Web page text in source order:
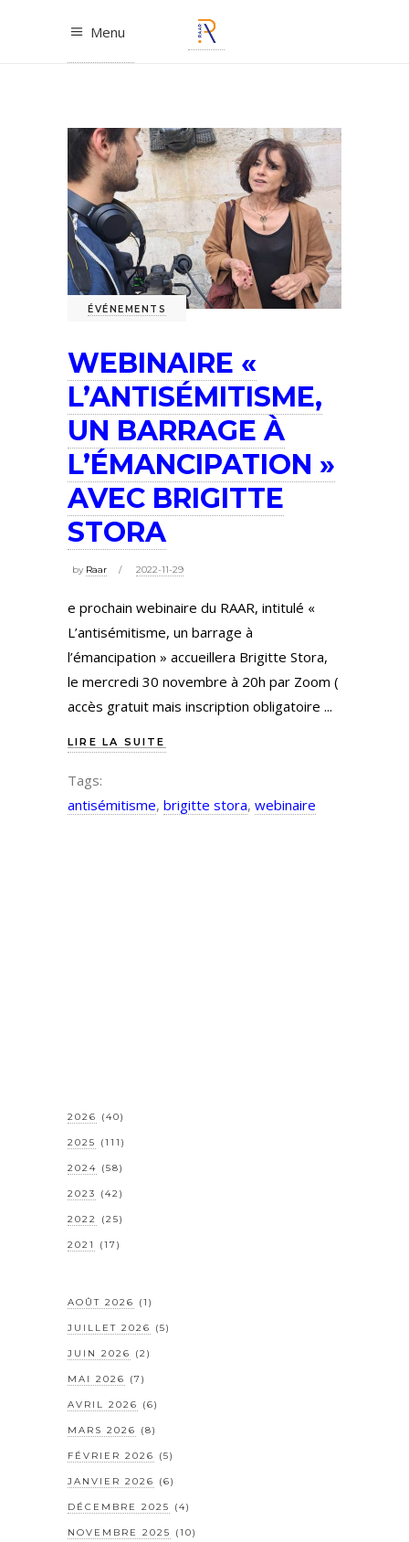
Menu
ÉVÉNEMENTS
WEBINAIRE «
L’ANTISÉMITISME,
UN BARRAGE À
L’ÉMANCIPATION »
AVEC BRIGITTE
STORA
by Raar 2022-11-29
e prochain webinaire du RAAR, intitulé «
L’antisémitisme, un barrage à
l’émancipation » accueillera Brigitte Stora,
le mercredi 30 novembre à 20h par Zoom (
accès gratuit mais inscription obligatoire
LIRE LA SUITE
Tags:
antisémitisme, brigitte stora, webinaire
2026 (40)
2025 (111)
2024 (58)
2023 (42)
2022 (25)
2021 (17)
AOÛT 2026 (1)
JUILLET 2026 (5)
JUIN 2026 (2)
MAI 2026 (7)
AVRIL 2026 (6)
MARS 2026 (8)
FÉVRIER 2026 (5)
JANVIER 2026 (6)
DÉCEMBRE 2025 (4)
NOVEMBRE 2025 (10)